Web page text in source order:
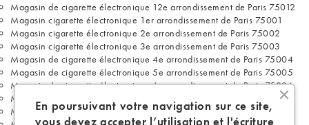
Magasin de cigarette électronique 12e arrondissement de Paris 75012
Magasin cigarette électronique 1er arrondissement de Paris 75001
Magasin cigarette électronique 2e arrondissement de Paris 75002
Magasin cigarette électronique 3e arrondissement de Paris 75003
Magasin de cigarette électronique 4e arrondissement de Paris 75004
Magasin de cigarette électronique 5e arrondissement de Paris 75005
Magasin de cigarette électronique 6e arrondissement de Paris 75006
Magasin de cigarette électronique 7e arrondissement de Paris 75007
Magasin de cigarette électronique 8e arrondissement de Paris 75008
En poursuivant votre navigation sur ce site,
vous devez accepter l’utilisation et l'écriture